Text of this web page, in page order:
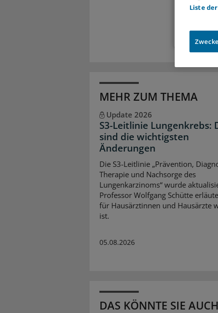
MEHR ZUM THEMA
Update 2026
S3-Leitlinie Lungenkrebs:
sind die wichtigsten
Änderungen
Die S3-Leitlinie „Prävention,
Therapie und Nachsorge des
Lungenkarzinoms“ wurde
Professor Wolfgang Schütte
für Hausärztinnen und Hausärzte
ist.
05.08.2026
DAS KÖNNTE SIE
Liste